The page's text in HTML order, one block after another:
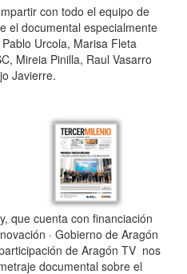
con todo el equipo de
el documental especialmente
Urcola, Marisa Fleta
Mireia Pinilla, Raul Vasarro
Javierre.
que cuenta con financiación
· Gobierno de Aragón
de Aragón TV nos
documental sobre el